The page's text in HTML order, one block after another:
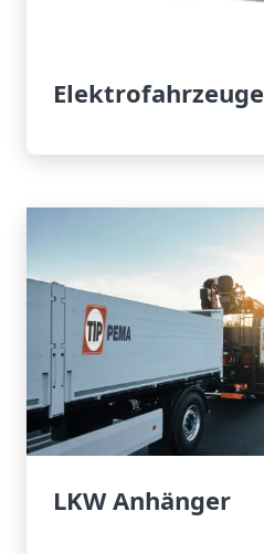
Elektrofahrzeuge
LKW Anhänger